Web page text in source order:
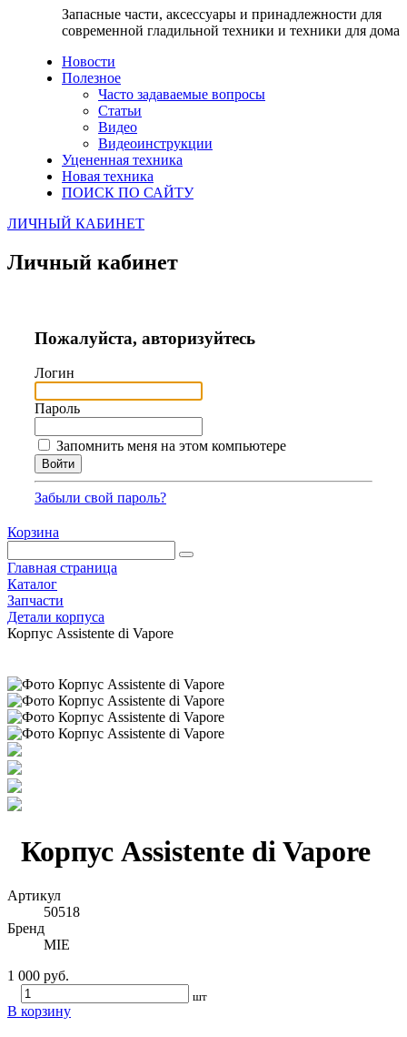
Запасные части, аксессуары и принадлежности для
современной гладильной техники и техники для дома
Новости
Полезное
Часто задаваемые вопросы
Статьи
Видео
Видеоинструкции
Уцененная техника
Новая техника
ПОИСК ПО САЙТУ
ЛИЧНЫЙ КАБИНЕТ
Личный кабинет
Пожалуйста, авторизуйтесь
Логин
Пароль
Запомнить меня на этом компьютере
Забыли свой пароль?
Корзина
Главная страница
Каталог
Запчасти
Детали корпуса
Корпус Assistente di Vapore
Корпус Assistente di Vapore
Артикул
50518
Бренд
MIE
1 000 руб.
шт
В корзину